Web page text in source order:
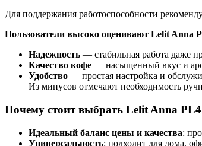
Для поддержания работоспособности
Пользователи высоко оценивают Lelit Anna
Надежность — стабильная работа даже
Качество кофе — насыщенный вкус и
Удобство — простая настройка и
Из минусов отмечают необходимость
Почему стоит выбрать Lelit Anna
Идеальный баланс цены и качества:
Универсальность: подходит для дома,